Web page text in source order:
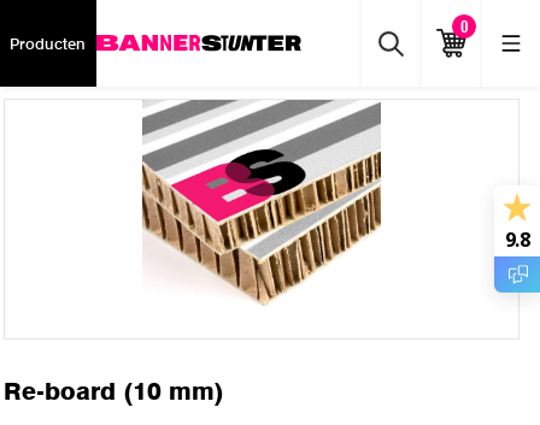
Producten
0
Re-board (10 mm)
9.8